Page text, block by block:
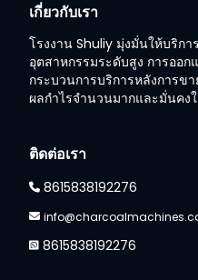
เกี่ยวกับเรา
โรงงาน Shuliy มุ่งมั่นให้บริกา
อุตสาหกรรมระดับสูง การออ
กระบวนการบริการหลังการขา
ผลกำไรจำนวนมากและมั่นคง
ติดต่อเรา
8615838192276
8615838192276